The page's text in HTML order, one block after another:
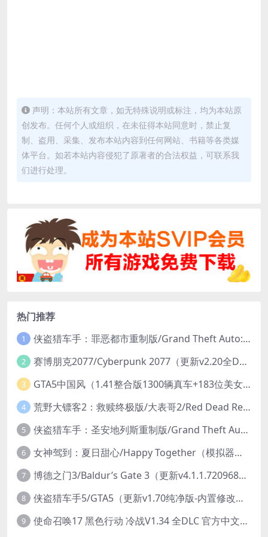
声明：本站所有文章，如无特殊说明或标注，均为本站原
创发布。任何个人或组织，在未征得本站同意时，禁止复
制、盗用、采集、发布本站内容到任何网站、书籍等各类媒
体平台。如若本站内容侵犯了原著者的合法权益，可联系我
们进行处理。
热门推荐
1 侠盗猎车手：罪恶都市重制版/Grand Theft Auto: Vice City – The Definitive Edition
2 赛博朋克2077/Cyberpunk 2077（更新v2.20全DLC）
3 GTA5中国风（1.41整合版1300辆真车+183位美女与英雄+200%存档）
4 荒野大镖客2：救赎终极版/大表哥2/Red Dead Redemption 2: Ultimate Edition（更新v1491.50终极版）
5 侠盗猎车手：圣安地列斯重制版/Grand Theft Auto: San Andreas – The Definitive Edition（更新v1.113.49697469）
6 女神驾到：夏日甜心/Happy Together（模拟器版-升级豪华终极珍藏版+全DLC）
7 博德之门3/Baldur’s Gate 3（更新v4.1.1.7209685）
8 侠盗猎车手5/GTA5（更新v1.70纯净版-内置修改器+通关存档）
9
使命召唤17 黑色行动 冷战V1.34 全DLC 官方中文版COD17